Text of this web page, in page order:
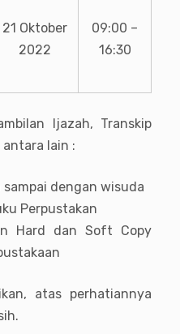
21 Oktober
2022
09:00 –
16:30
Ijazah, Transkip
antara lain :
sampai dengan wisuda
Perpustakan
Hard dan Soft Copy
atas perhatiannya